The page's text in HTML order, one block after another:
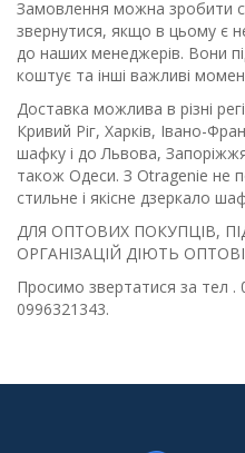
Замовлення можна зробити
звернутися, якщо в цьому є
до наших менеджерів. Вони
коштує та інші важливі
Доставка можлива в різні
Кривий Ріг, Харків, Івано-
шафку і до Львова,
також Одеси. З Otragenie не
стильне і якісне дзеркало
ДЛЯ ОПТОВИХ ПОКУПЦІВ,
ОРГАНІЗАЦІЙ ДІЮТЬ
Просимо звертатися за тел .
0996321343.